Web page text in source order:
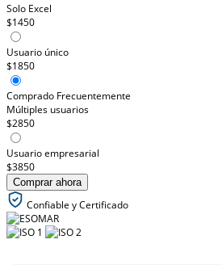
Solo Excel
$1450
Usuario único
$1850
Comprado Frecuentemente
Múltiples usuarios
$2850
Usuario empresarial
$3850
Comprar ahora
Confiable y Certificado